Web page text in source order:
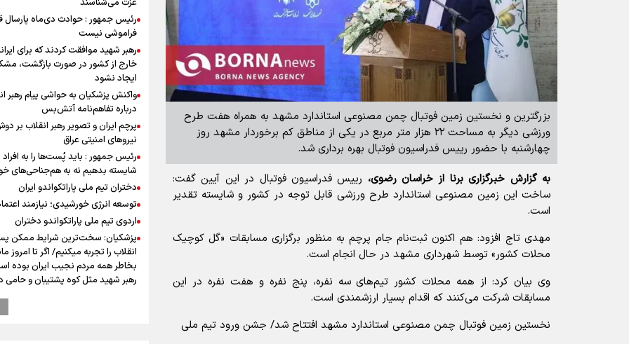
بزرگترین و نخستین زمین فوتبال چمن مصنوعی استاندارد مشهد به همراه هفت طرح
ورزشی دیگر به مساحت ۲۲ هزار متر مربع در یکی از مناطق کم برخوردار مشهد روز
چهارشنبه با حضور رییس فدراسیون فوتبال بهره برداری شد.
به گزارش خبرگزاری برنا از خراسان رضوی، رییس فدراسیون فوتبال در این آیین گفت:
ساخت این زمین مصنوعی استاندارد طرح ورزشی قابل توجه در کشور و شایسته تقدیر
است.
مهدی تاج افزود: هم اکنون ثبت‌نام جام پرچم به‌ منظور برگزاری مسابقات «گل کوچیک
محلات کشور» توسط شهرداری مشهد در حال انجام است.
وی بیان کرد: از همه محلات کشور تیم‌های سه نفره، پنج نفره و هفت نفره در این
مسابقات شرکت می‌کنند که اقدام بسیار ارزشمندی است.
نخستین زمین فوتبال چمن مصنوعی استاندارد مشهد افتتاح شد/ جشن ورود تیم ملی
عزت می‌شناسند
رئیس جمهور : حوادث دی‌ماه پارسال
فراموشی نیست
رهبر شهید موافقت کردند که برای
خارج از کشور در صورت بازگشت،
ایجاد نشود
واکنش پزشکیان به حواشی پیام رهبر
درباره تفاهم‌نامه آتش‌بس
پرچم ایران و تصویر رهبر انقلاب بر
نیروهای امنیتی عراق
رئیس جمهور : باید پُست‌ها را به افراد
شایسته بدهیم نه به هم‌جناحی‌های
دختران تیم ملی پاراتکواندو ایران
توسعه انرژی خورشیدی؛ نیازمند
اردوی تیم ملی پاراتکواندو دختران
پزشکیان: سخت‌ترین شرایط ممکن
انقلاب را تجربه میکنیم/ اگر تا امروز
بخاطر همه‌ مردم نجیب ایران بوده
رهبر شهید مثل کوه پشتیبان و حامی
راویان عشق در مرز مهران؛ روایت